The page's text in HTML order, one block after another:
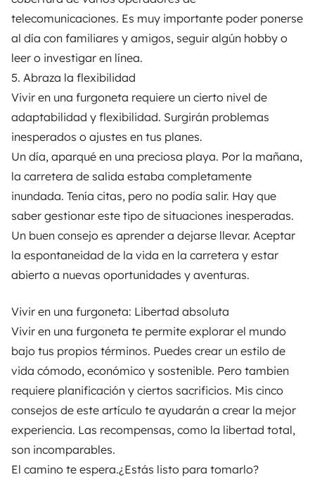
telecomunicaciones. Es muy importante poder ponerse
al día con familiares y amigos, seguir algún hobby o
leer o investigar en línea.
5. Abraza la flexibilidad
Vivir en una furgoneta requiere un cierto nivel de
adaptabilidad y flexibilidad. Surgirán problemas
inesperados o ajustes en tus planes.
Un día, aparqué en una preciosa playa. Por la mañana,
la carretera de salida estaba completamente
inundada. Tenía citas, pero no podía salir. Hay que
saber gestionar este tipo de situaciones inesperadas.
Un buen consejo es aprender a dejarse llevar. Aceptar
la espontaneidad de la vida en la carretera y estar
abierto a nuevas oportunidades y aventuras.
Vivir en una furgoneta: Libertad absoluta
Vivir en una furgoneta te permite explorar el mundo
bajo tus propios términos. Puedes crear un estilo de
vida cómodo, económico y sostenible. Pero tambien
requiere planificación y ciertos sacrificios. Mis cinco
consejos de este artículo te ayudarán a crear la mejor
experiencia. Las recompensas, como la libertad total,
son incomparables.
El camino te espera.¿Estás listo para tomarlo?